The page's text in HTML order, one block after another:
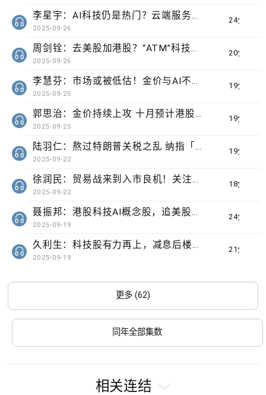
24分钟
李星宇：AI科技仍是热门？云端服务、大模型你真的读懂了吗？
2025-09-26
20分钟
周剑铨：去美股加港股？“ATM”科技股还有机会？
2025-09-26
19分钟
李慧芬：市场或被低估！金价与AI不相伯仲？
2025-09-25
19分钟
郭思治：金价持续上攻 十月预计港股依然乐观
2025-09-25
19分钟
陆羽仁：熬过特朗普关税之乱 纳指「完美上升轨」已经开启！
2025-09-22
18分钟
徐润民：贸易战来到入市良机！关注美元反弹牵连一连串风险？关注石油
2025-09-22
24分钟
聂振邦：港股科技AI概念股，追美股同业估值？
2025-09-19
21分钟
久利生：科技股有力再上，减息后楼市机会几何？
2025-09-19
更多 (62)
同年全部集数
相关连结